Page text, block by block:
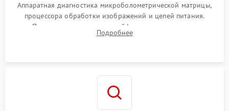
Аппаратная диагностика микроболометрической матрицы,
процессора обработки изображений и цепей питания.
Проверка целостности шлейфов, модуля памяти и
интерфейсов связи. Выявление сгоревших SMD-компонентов
Подробнее